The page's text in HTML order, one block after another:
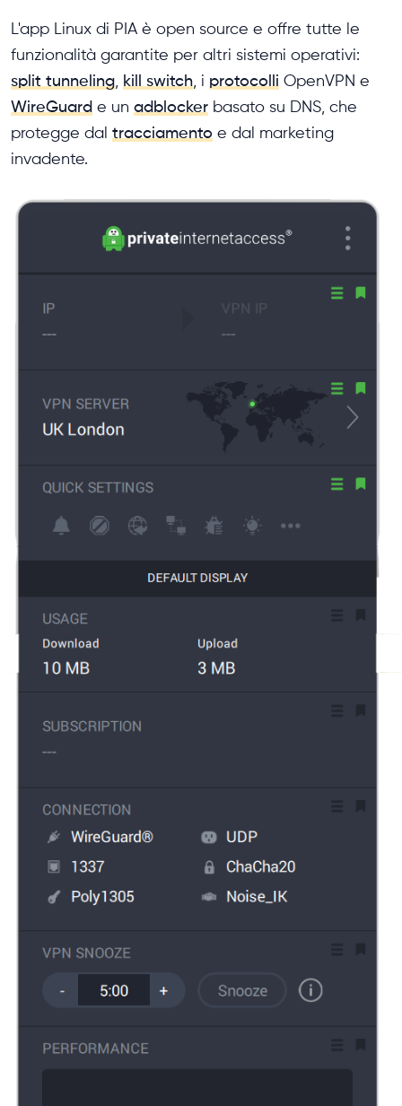
L'app Linux di PIA è open source e offre tutte le
funzionalità garantite per altri sistemi operativi:
split tunneling kill switch , i protocolli OpenVPN e
WireGuard e un adblocker basato su DNS, che
protegge dal tracciamento e dal marketing
invadente.